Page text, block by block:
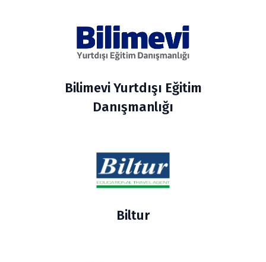
Bilimevi Yurtdışı Eğitim
Danışmanlığı
Biltur